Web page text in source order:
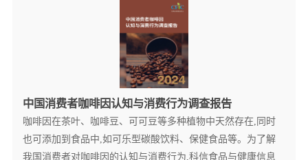
中国消费者咖啡因认知与消费行为调查报告
咖啡因在茶叶、咖啡豆、可可豆等多种植物中天然存在,同时
也可添加到食品中,如可乐型碳酸饮料、保健食品等。为了解
我国消费者对咖啡因的认知与消费行为,科信食品与健康信息